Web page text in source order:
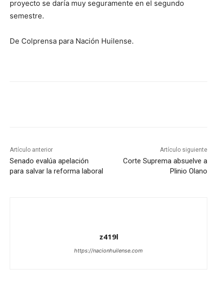
proyecto se daría muy seguramente en el segundo
semestre.
De Colprensa para Nación Huilense.
Artículo anterior
Senado evalúa apelación
para salvar la reforma laboral
Artículo siguiente
Corte Suprema absuelve a
Plinio Olano
z419l
https://nacionhuilense.com